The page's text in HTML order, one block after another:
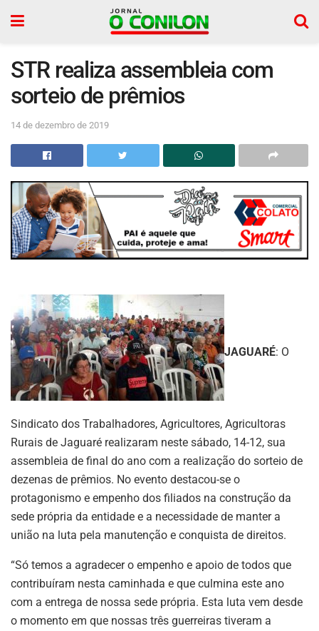
STR realiza assembleia com
sorteio de prêmios
14 de dezembro de 2019
JAGUARÉ: O
Sindicato dos Trabalhadores, Agricultores, Agricultoras
Rurais de Jaguaré realizaram neste sábado, 14-12, sua
assembleia de final do ano com a realização do sorteio de
dezenas de prêmios. No evento destacou-se o
protagonismo e empenho dos filiados na construção da
sede própria da entidade e a necessidade de manter a
união na luta pela manutenção e conquista de direitos.
“Só temos a agradecer o empenho e apoio de todos que
contribuíram nesta caminhada e que culmina este ano
com a entrega de nossa sede própria. Esta luta vem desde
o momento em que nossas três guerreiras tiveram a